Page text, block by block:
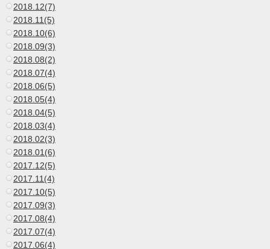
2018.12(7)
2018.11(5)
2018.10(6)
2018.09(3)
2018.08(2)
2018.07(4)
2018.06(5)
2018.05(4)
2018.04(5)
2018.03(4)
2018.02(3)
2018.01(6)
2017.12(5)
2017.11(4)
2017.10(5)
2017.09(3)
2017.08(4)
2017.07(4)
2017.06(4)